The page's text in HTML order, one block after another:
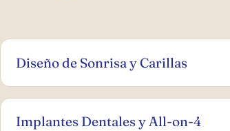
Diseño de Sonrisa y Carillas
Implantes Dentales y All-on-4